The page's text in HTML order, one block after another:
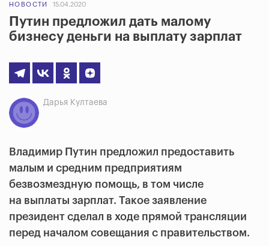
НОВОСТИ 15.04.2020
Путин предложил дать малому
бизнесу деньги на выплату зарплат
Дарья Култаева
Владимир Путин предложил предоставить
малым и средним предприятиям
безвозмездную помощь, в том числе
на выплаты зарплат. Такое заявление
президент сделал в ходе прямой трансляции
перед началом совещания с правительством.